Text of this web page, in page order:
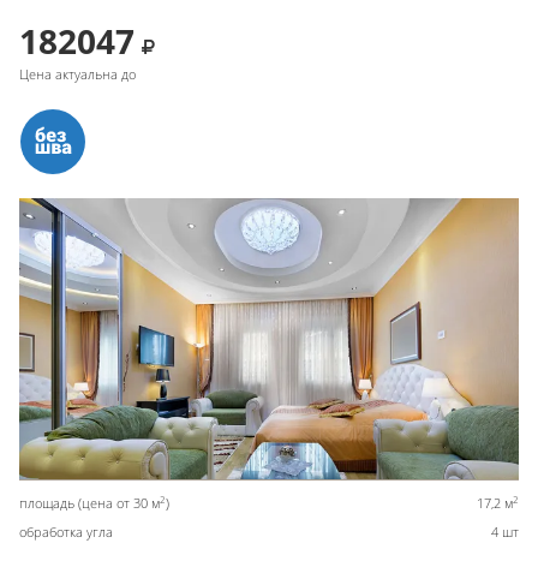
182047
Цена актуальна до
площадь (цена от 30 м2) 17,2 м2
обработка угла 4 шт